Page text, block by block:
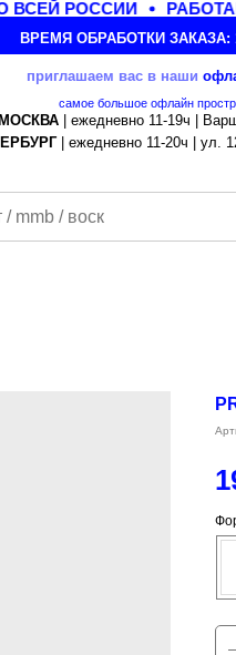
РОССИИ
ВРЕМЯ ОБРАБОТКИ ЗАКАЗА:
приглашаем вас в наши
самое большое офлайн
МОСКВА| ежедневно 11-19ч |
| ежедневно 11-20ч | ул.